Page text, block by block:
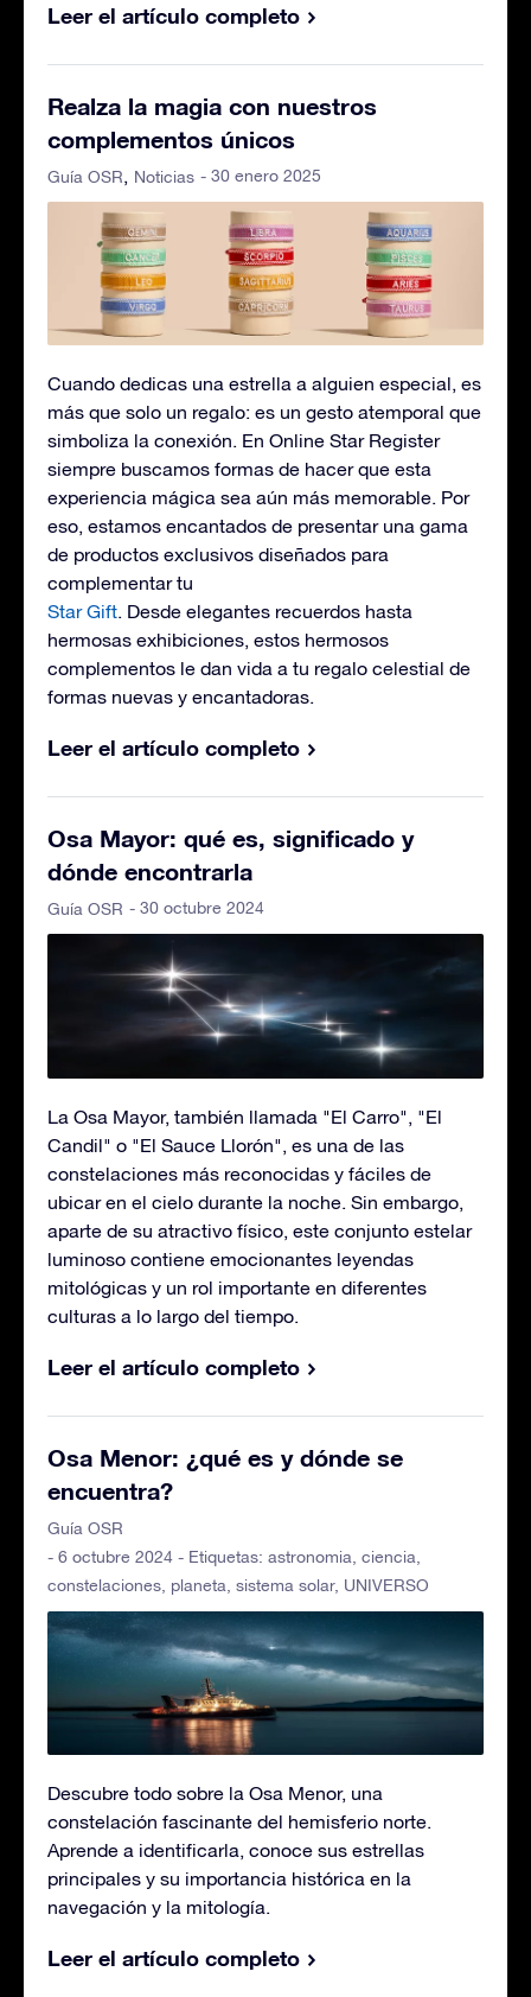
Leer el artículo completo
Realza la magia con nuestros
complementos únicos
Guía OSR Noticias - 30 enero 2025
Cuando dedicas una estrella a alguien especial, es
más que solo un regalo: es un gesto atemporal que
simboliza la conexión. En Online Star Register
siempre buscamos formas de hacer que esta
experiencia mágica sea aún más memorable. Por
eso, estamos encantados de presentar una gama
de productos exclusivos diseñados para
complementar tu
Star Gift. Desde elegantes recuerdos hasta
hermosas exhibiciones, estos hermosos
complementos le dan vida a tu regalo celestial de
formas nuevas y encantadoras.
Leer el artículo completo
Osa Mayor: qué es, significado y
dónde encontrarla
Guía OSR - 30 octubre 2024
La Osa Mayor, también llamada "El Carro", "El
Candil" o "El Sauce Llorón", es una de las
constelaciones más reconocidas y fáciles de
ubicar en el cielo durante la noche. Sin embargo,
aparte de su atractivo físico, este conjunto estelar
luminoso contiene emocionantes leyendas
mitológicas y un rol importante en diferentes
culturas a lo largo del tiempo.
Leer el artículo completo
Osa Menor: ¿qué es y dónde se
encuentra?
Guía OSR
- 6 octubre 2024 - Etiquetas: astronomia ciencia
constelaciones planeta sistema solar, UNIVERSO
Descubre todo sobre la Osa Menor, una
constelación fascinante del hemisferio norte.
Aprende a identificarla, conoce sus estrellas
principales y su importancia histórica en la
navegación y la mitología.
Leer el artículo completo